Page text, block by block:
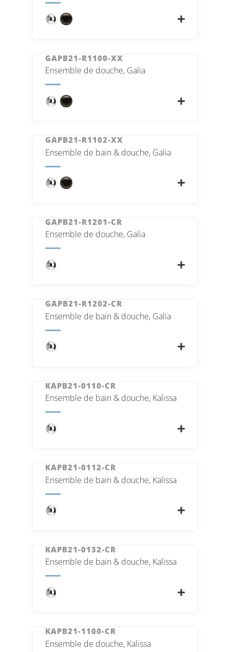
GAPB21-R1100-XX
Ensemble de douche, Galia
GAPB21-R1102-XX
Ensemble de bain & douche, Galia
GAPB21-R1201-CR
Ensemble de douche, Galia
GAPB21-R1202-CR
Ensemble de bain & douche, Galia
KAPB21-0110-CR
Ensemble de bain & douche, Kalissa
KAPB21-0112-CR
Ensemble de bain & douche, Kalissa
KAPB21-0132-CR
Ensemble de bain & douche, Kalissa
KAPB21-1100-CR
Ensemble de douche, Kalissa